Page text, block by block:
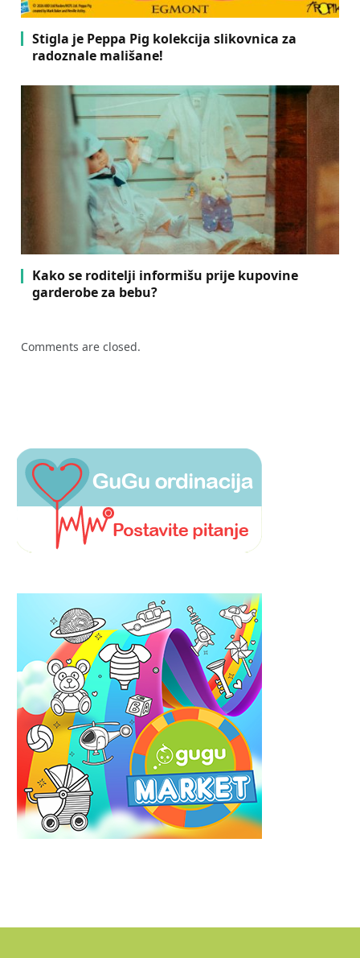
Stigla je Peppa Pig kolekcija slikovnica za
radoznale mališane!
Kako se roditelji informišu prije kupovine
garderobe za bebu?
Comments are closed.